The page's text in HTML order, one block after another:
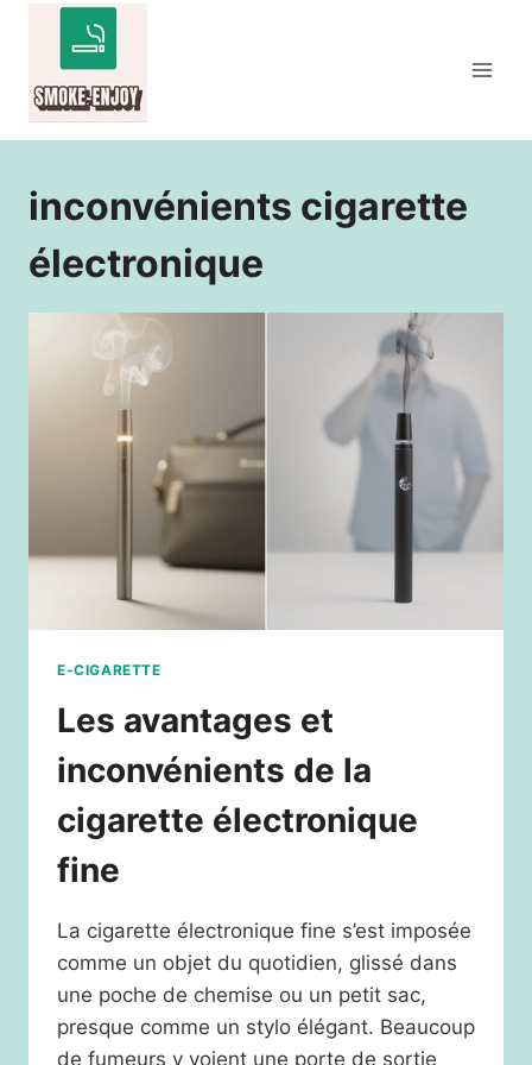
contenu
inconvénients cigarette
électronique
E-CIGARETTE
Les avantages et
inconvénients de la
cigarette électronique
fine
La cigarette électronique fine s’est imposée
comme un objet du quotidien, glissé dans
une poche de chemise ou un petit sac,
presque comme un stylo élégant. Beaucoup
de fumeurs y voient une porte de sortie